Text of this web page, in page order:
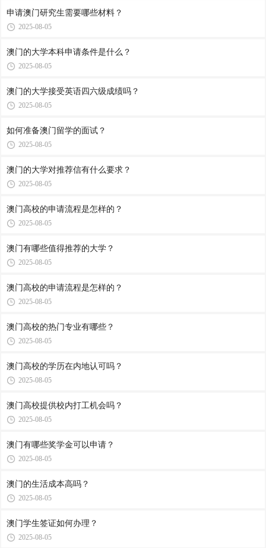
申请澳门研究生需要哪些材料？
2025-08-05
澳门的大学本科申请条件是什么？
2025-08-05
澳门的大学接受英语四六级成绩吗？
2025-08-05
如何准备澳门留学的面试？
2025-08-05
澳门的大学对推荐信有什么要求？
2025-08-05
澳门高校的申请流程是怎样的？
2025-08-05
澳门有哪些值得推荐的大学？
2025-08-05
澳门高校的申请流程是怎样的？
2025-08-05
澳门高校的热门专业有哪些？
2025-08-05
澳门高校的学历在内地认可吗？
2025-08-05
澳门高校提供校内打工机会吗？
2025-08-05
澳门有哪些奖学金可以申请？
2025-08-05
澳门的生活成本高吗？
2025-08-05
澳门学生签证如何办理？
2025-08-05